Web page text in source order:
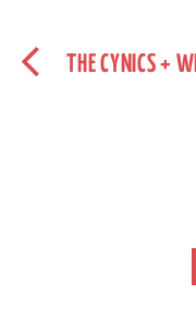
THE CYNICS +